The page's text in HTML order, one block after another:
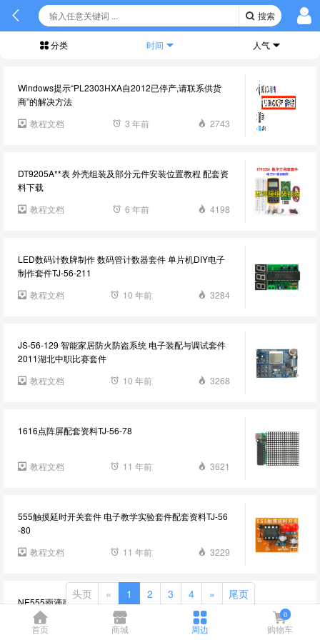
搜索
首页 商城 周边
0
购物车
分类 时间 人气
Windows提示“PL2303HXA自2012已停产,请联系供货
商”的解决方法
教程文档
3 年前 2743
DT9205A**表 外壳组装及部分元件安装位置教程 配套资
料下载
教程文档
6 年前 4198
LED数码计数牌制作 数码管计数器套件 单片机DIY电子
制作套件TJ-56-211
教程文档
10 年前 3284
JS-56-129 智能家居防火防盗系统 电子装配与调试套件
2011湖北中职比赛套件
教程文档
10 年前 3268
1616点阵屏配套资料TJ-56-78
教程文档 11 年前 3621
555触摸延时开关套件 电子教学实验套件配套资料TJ-56
-80
教程文档
11 年前 3229
NE555雨滴声模拟电路套件配套资料TJ-56-81
教程文档 11 年前
头页 « 1 2 3 4 » 尾页